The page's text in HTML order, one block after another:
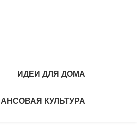
ИДЕИ ДЛЯ ДОМА
КУЛЬТУРА